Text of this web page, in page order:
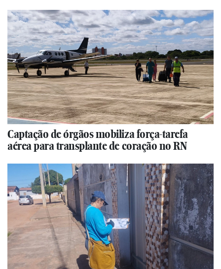
Captação de órgãos mobiliza força-tarefa
aérea para transplante de coração no RN